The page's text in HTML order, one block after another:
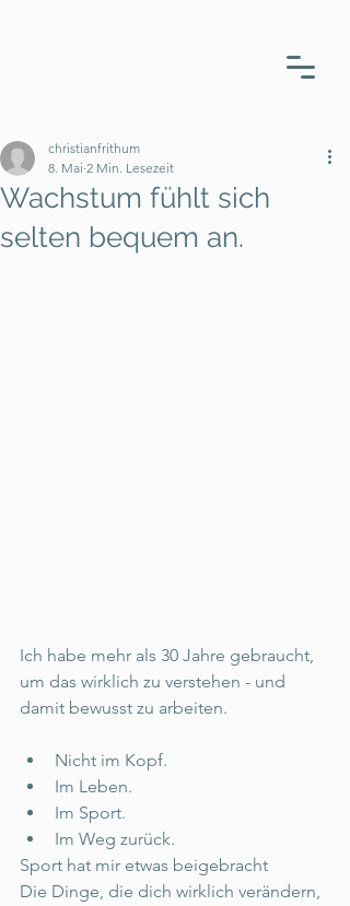
Wachstum fühlt sich
selten bequem an.
christianfrithum
8. Mai 2 Min. Lesezeit
Ich habe mehr als 30 Jahre gebraucht,
um das wirklich zu verstehen - und
damit bewusst zu arbeiten.
Nicht im Kopf.
Im Leben.
Im Sport.
Im Weg zurück.
Sport hat mir etwas beigebracht
Die Dinge, die dich wirklich verändern,